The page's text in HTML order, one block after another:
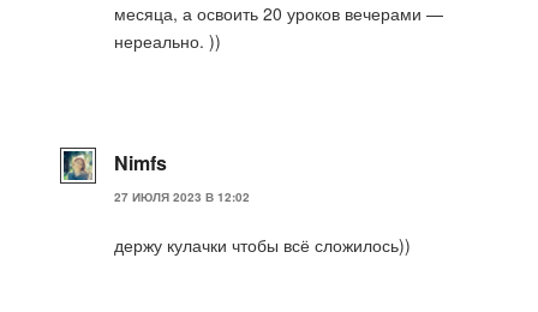
месяца, а освоить 20 уроков вечерами —
нереально. ))
Nimfs
27 ИЮЛЯ 2023 В 12:02
держу кулачки чтобы всё сложилось))